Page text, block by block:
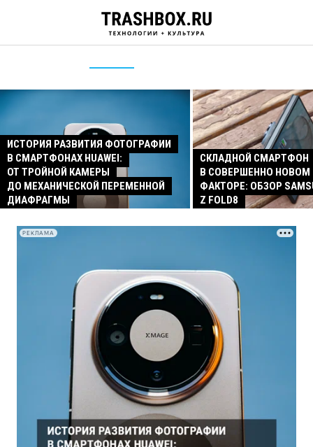
ИСТОРИЯ РАЗВИТИЯ ФОТОГРАФИИ
В СМАРТФОНАХ HUAWEI:
ОТ ТРОЙНОЙ КАМЕРЫ
ДО МЕХАНИЧЕСКОЙ ПЕРЕМЕННОЙ
ДИАФРАГМЫ
СКЛАДНОЙ СМАРТФОН
В СОВЕРШЕННО
ФАКТОРЕ: ОБЗОР
Z FOLD8
РЕКЛАМА